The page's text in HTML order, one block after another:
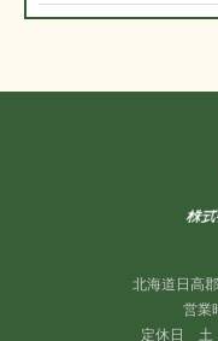
北海道日高
営業
定休日 土